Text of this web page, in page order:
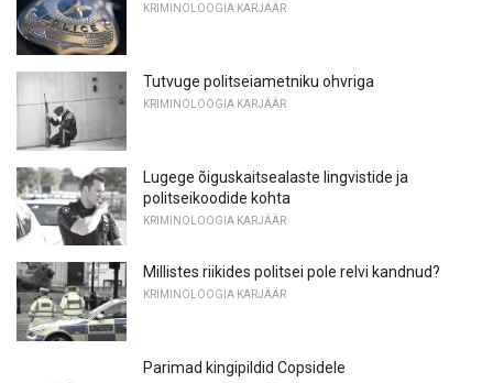
KRIMINOLOOGIA KARJÄÄR
Tutvuge politseiametniku ohvriga
KRIMINOLOOGIA KARJÄÄR
Lugege õiguskaitsealaste lingvistide ja
politseikoodide kohta
KRIMINOLOOGIA KARJÄÄR
Millistes riikides politsei pole relvi kandnud?
KRIMINOLOOGIA KARJÄÄR
Parimad kingipildid Copsidele